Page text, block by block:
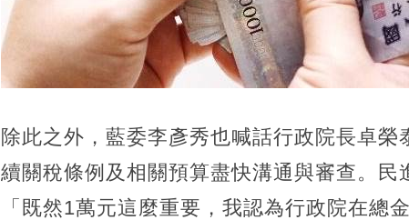
除此之外，藍委李彥秀也喊話行政院長卓
續關稅條例及相關預算盡快溝通與審查。民
「既然1萬元這麼重要，我認為行政院在總